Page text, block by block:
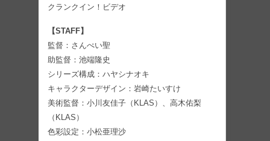
クランクイン！ビデオ
【STAFF】
監督：さんぺい聖
助監督：池端隆史
シリーズ構成：ハヤシナオキ
キャラクターデザイン：岩崎たいすけ
美術監督：小川友佳子（KLAS）、高木佑梨
（KLAS）
色彩設定：小松亜理沙